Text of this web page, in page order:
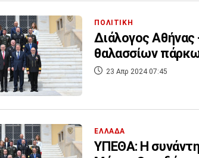
ΠΟΛΙΤΙΚΗ
Διάλογος
θαλασσίων
23 Απρ 2024 07:45
ΕΛΛΑΔΑ
ΥΠΕΘΑ: Η